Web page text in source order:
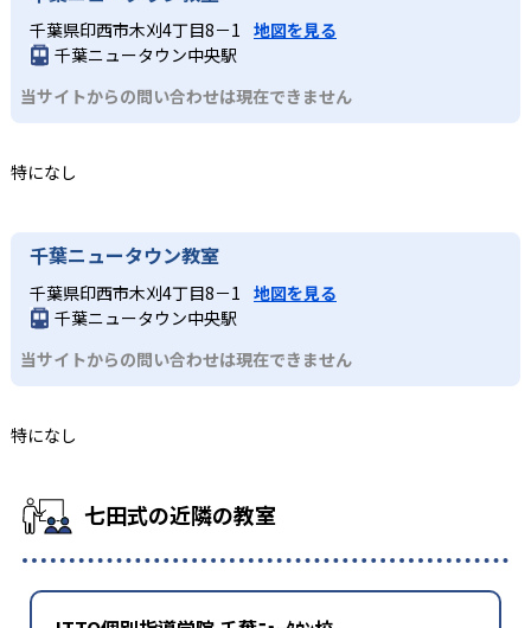
千葉県印西市木刈4丁目8－1 地図を見る
千葉ニュータウン中央駅
当サイトからの問い合わせは現在できません
特になし
千葉ニュータウン教室
千葉県印西市木刈4丁目8－1 地図を見る
千葉ニュータウン中央駅
当サイトからの問い合わせは現在できません
特になし
七田式の近隣の教室